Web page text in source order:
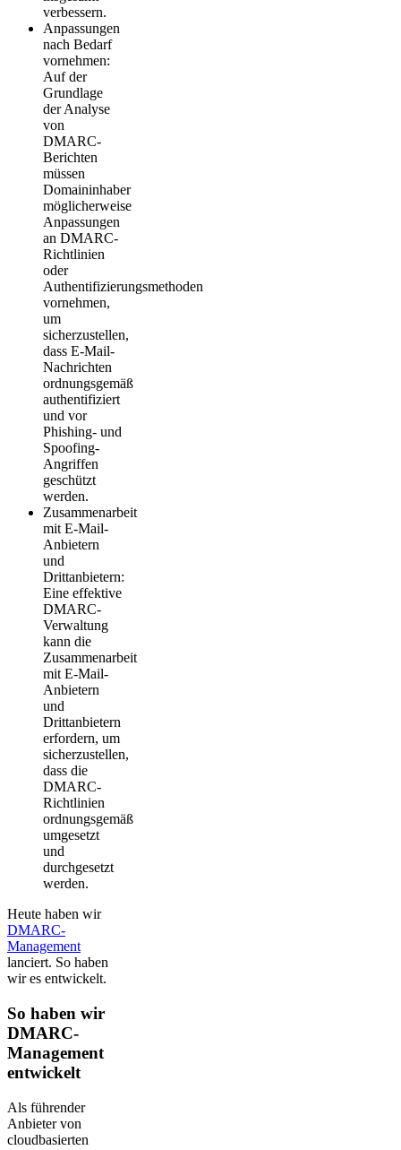
verbessern.
Anpassungen
nach Bedarf
vornehmen:
Auf der
Grundlage
der Analyse
von
DMARC-
Berichten
müssen
Domaininhaber
möglicherweise
Anpassungen
an DMARC-
Richtlinien
oder
Authentifizierungsmethoden
vornehmen,
um
sicherzustellen,
dass E-Mail-
Nachrichten
ordnungsgemäß
authentifiziert
und vor
Phishing- und
Spoofing-
Angriffen
geschützt
werden.
Zusammenarbeit
mit E-Mail-
Anbietern
und
Drittanbietern:
Eine effektive
DMARC-
Verwaltung
kann die
Zusammenarbeit
mit E-Mail-
Anbietern
und
Drittanbietern
erfordern, um
sicherzustellen,
dass die
DMARC-
Richtlinien
ordnungsgemäß
umgesetzt
und
durchgesetzt
werden.
Heute haben wir
DMARC-
Management
lanciert. So haben
wir es entwickelt.
So haben wir
DMARC-
Management
entwickelt
Als führender
Anbieter von
cloudbasierten